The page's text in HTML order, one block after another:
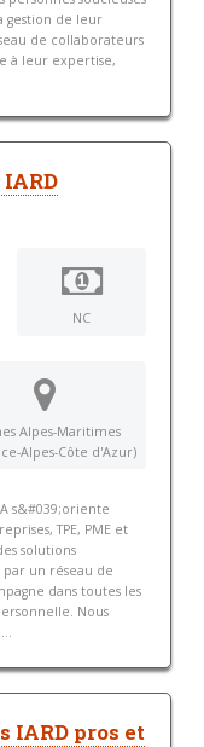
gestion de leur
de collaborateurs
à leur expertise,
NC
Alpes-Maritimes
Alpes-Côte d'Azur)
s&#039;oriente
TPE, PME et
solutions
par un réseau de
dans toutes les
Nous
IARD pros et